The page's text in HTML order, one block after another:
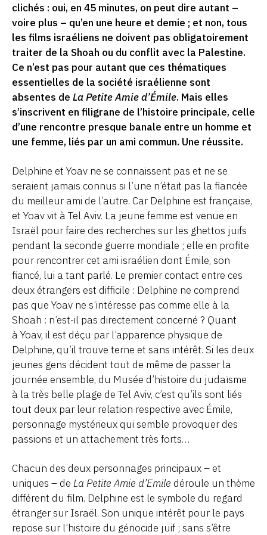
clichés : oui, en 45 minutes, on peut dire autant –
voire plus – qu’en une heure et demie ; et non, tous
les films israéliens ne doivent pas obligatoirement
traiter de la Shoah ou du conflit avec la Palestine.
Ce n’est pas pour autant que ces thématiques
essentielles de la société israélienne sont
absentes de La Petite Amie d’Émile. Mais elles
s’inscrivent en filigrane de l’histoire principale, celle
d’une rencontre presque banale entre un homme et
une femme, liés par un ami commun. Une réussite.
Delphine et Yoav ne se connaissent pas et ne se
seraient jamais connus si l’une n’était pas la fiancée
du meilleur ami de l’autre. Car Delphine est française,
et Yoav vit à Tel Aviv. La jeune femme est venue en
Israël pour faire des recherches sur les ghettos juifs
pendant la seconde guerre mondiale ; elle en profite
pour rencontrer cet ami israélien dont Émile, son
fiancé, lui a tant parlé. Le premier contact entre ces
deux étrangers est difficile : Delphine ne comprend
pas que Yoav ne s’intéresse pas comme elle à la
Shoah : n’est-il pas directement concerné ? Quant
à Yoav, il est déçu par l’apparence physique de
Delphine, qu’il trouve terne et sans intérêt. Si les deux
jeunes gens décident tout de même de passer la
journée ensemble, du Musée d’histoire du judaïsme
à la très belle plage de Tel Aviv, c’est qu’ils sont liés
tout deux par leur relation respective avec Émile,
personnage mystérieux qui semble provoquer des
passions et un attachement très forts…
Chacun des deux personnages principaux – et
uniques – de La Petite Amie d’Emile déroule un thème
différent du film. Delphine est le symbole du regard
étranger sur Israël. Son unique intérêt pour le pays
repose sur l’histoire du génocide juif ; sans s’être